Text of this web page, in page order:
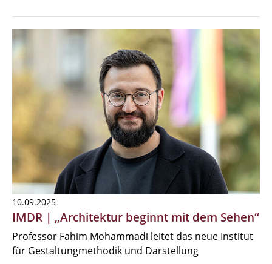
10.09.2025
IMDR | „Architektur beginnt mit dem Sehen“
Professor Fahim Mohammadi leitet das neue Institut
für Gestaltungmethodik und Darstellung